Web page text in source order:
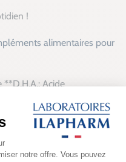
!
alimentaires pour
**D.H.A.: Acide
est obtenue pour la
d’E.P.A. et de D.H.A.